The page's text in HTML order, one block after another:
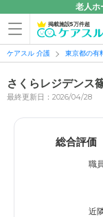
老人ホ
掲載施設5万件超
ケアスル 介護 東京都の有
さくらレジデンス
最終更新日：2026/04/28
総合評価
職
近